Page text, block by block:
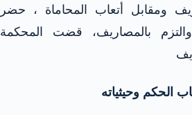
ومقابل أتعاب المحاماة ، حضر
بالمصاريف، قضت المحكمة
الحكم وحيثياته